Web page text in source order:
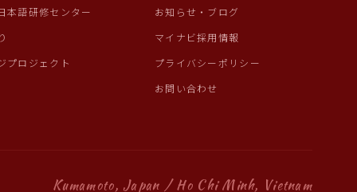
本語研修センター
プロジェクト
お知らせ・ブログ
マイナビ採用情報
プライバシーポリシー
お問い合わせ
Kumamoto, Japan / Ho Chi Minh, Vietnam